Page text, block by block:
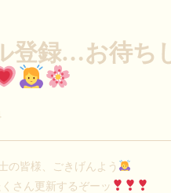
登録…お待ち
の皆様、ごきげんよう
くさん更新するぞーッ